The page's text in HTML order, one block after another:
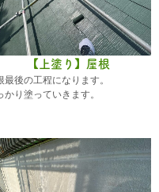
【上塗り】屋根
最後の工程になります。
かり塗っていきます。